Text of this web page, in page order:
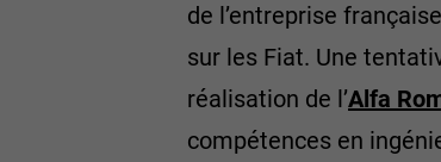
de l’entreprise
sur les Fiat. Une
réalisation de l’Alfa
compétences en